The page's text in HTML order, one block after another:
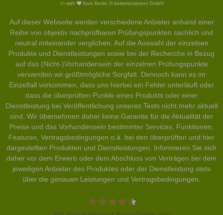
with from Berlin © betterbusiness GmbH
Auf dieser Webseite werden verschiedene Anbieter anhand einer
Reihe von objektiv nachprüfbaren Prüfungspunkten sachlich und
neutral miteinander verglichen. Auf die Auswahl der einzelnen
Produkte und Dienstleistungen sowie bei der Recherche in Bezug
auf das (Nicht-)Vorhandensein der einzelnen Prüfungspunkte
verwenden wir größtmögliche Sorgfalt. Dennoch kann es im
Einzelfall vorkommen, dass uns hierbei ein Fehler unterläuft oder
dass die überprüften Punkte eines Produkts oder einer
Dienstleistung bei Veröffentlichung unseres Tests nicht mehr aktuell
sind. Wir übernehmen daher keine Garantie für die Aktualität der
Preise und das Vorhandensein bestimmter Services, Funktionen,
Features, Vertragsbedingungen o.ä. bei den überprüften und hier
dargestellten Produkten und Dienstleistungen. Informieren Sie sich
daher vor dem Erwerb oder dem Abschluss von Verträgen bei dem
jeweiligen Anbieter des Produktes oder der Dienstleistung stets
über die genauen Leistungen und Vertragsbedingungen.